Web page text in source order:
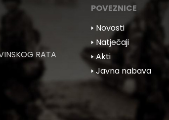
RATA
POVEZNICE
🢒 Novosti
🢒 Natječaji
🢒 Akti
🢒 Javna nabava